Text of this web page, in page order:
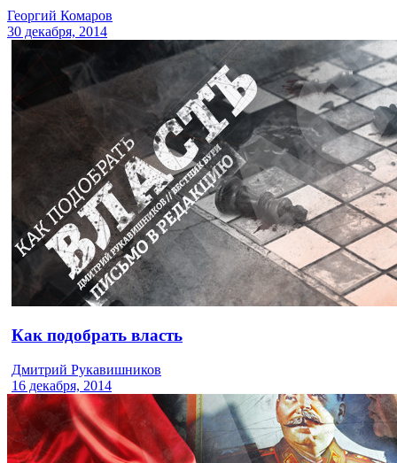
Георгий Комаров
30 декабря, 2014
Как подобрать власть
Дмитрий Рукавишников
16 декабря, 2014